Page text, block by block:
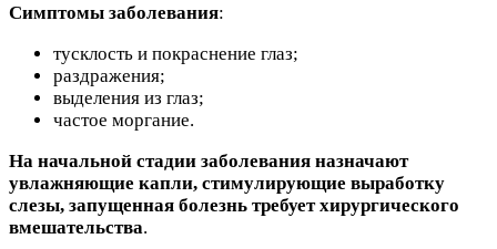
Симптомы заболевания:
тусклость и покраснение глаз;
раздражения;
выделения из глаз;
частое моргание.
На начальной стадии заболевания назначают
увлажняющие капли, стимулирующие выработку
слезы, запущенная болезнь требует хирургического
вмешательства.